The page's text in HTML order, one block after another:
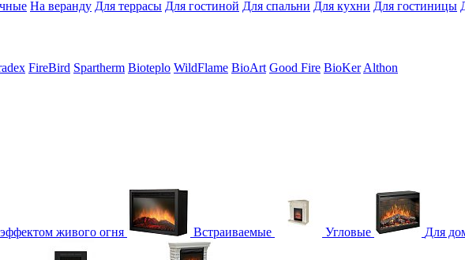
На веранду Для террасы Для гостиной Для спальни Для кухни Для гостиницы
FireBird Spartherm Bioteplo WildFlame BioArt Good Fire BioKer Althon
живого огня Встраиваемые Угловые Для